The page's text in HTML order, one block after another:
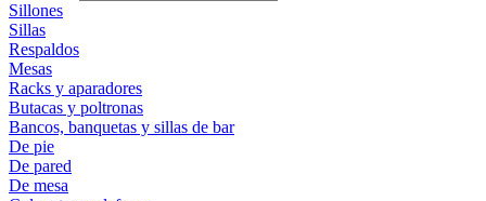
Sillones
Sillas
Respaldos
Mesas
Racks y aparadores
Butacas y poltronas
Bancos, banquetas y sillas de bar
De pie
De pared
De mesa